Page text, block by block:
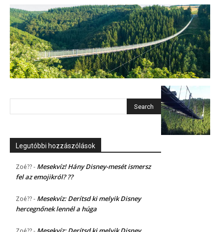
Legutóbbi hozzászólások
Zoé??- Mesekvíz! Hány Disney-mesét ismersz
fel az emojikról? ??
Zoé??- Mesekvíz: Derítsd ki melyik Disney
hercegnőnek lennél a húga